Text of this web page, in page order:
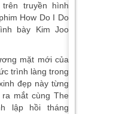
truyền hình
How Do I Do
bày Kim Joo
mặt mới của
trình làng trong
đẹp này từng
mắt cùng The
lập hồi tháng